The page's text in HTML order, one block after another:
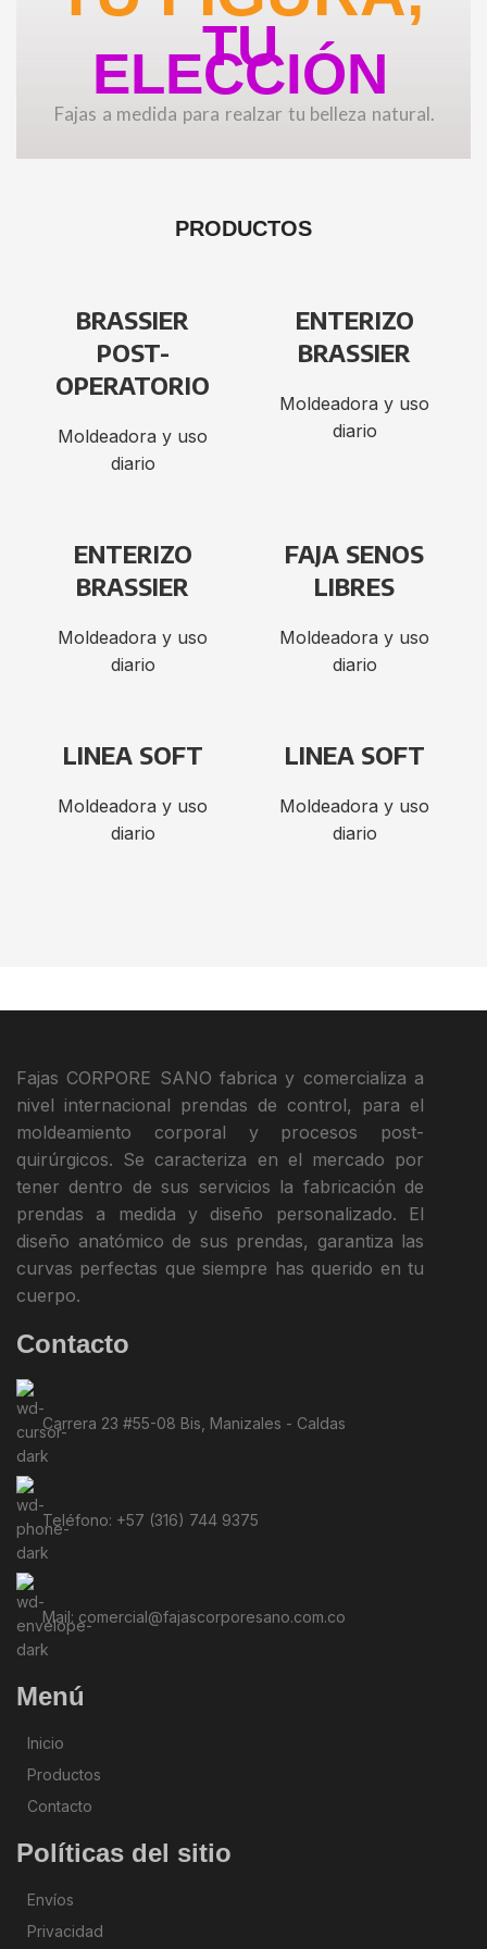
TU
ELECCIÓN
Fajas a medida para realzar tu belleza natural.
PRODUCTOS
BRASSIER
POST-
OPERATORIO
Moldeadora y uso
diario
ENTERIZO
BRASSIER
Moldeadora y uso
diario
ENTERIZO
BRASSIER
Moldeadora y uso
diario
FAJA SENOS
LIBRES
Moldeadora y uso
diario
LINEA SOFT
Moldeadora y uso
diario
LINEA SOFT
Moldeadora y uso
diario
Fajas CORPORE SANO fabrica y comercializa a
nivel internacional prendas de control, para el
moldeamiento corporal y procesos post-
quirúrgicos. Se caracteriza en el mercado por
tener dentro de sus servicios la fabricación de
prendas a medida y diseño personalizado. El
diseño anatómico de sus prendas, garantiza las
curvas perfectas que siempre has querido en tu
cuerpo.
Contacto
Carrera 23 #55-08 Bis, Manizales - Caldas
Teléfono: +57 (316) 744 9375
Mail: comercial@fajascorporesano.com.co
Menú
Inicio
Productos
Contacto
Políticas del sitio
Envíos
Privacidad